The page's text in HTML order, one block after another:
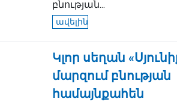
բնության...
ավելին
Կլոր սեղան
մարզում բնության
համայնքահեն